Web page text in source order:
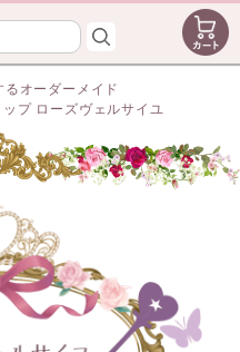
オーダーメイド
プ ローズヴェルサイユ